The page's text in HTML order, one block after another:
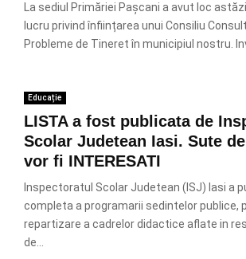
La sediul Primăriei Pașcani a avut loc
lucru privind înființarea unui Consiliu
Probleme de Tineret în municipiul nostru.
Educație
LISTA a fost publicata de
Scolar Judetean Iasi. Sute
vor fi INTERESATI
Inspectoratul Scolar Judetean (ISJ) Iasi a
completa a programarii sedintelor publice,
repartizare a cadrelor didactice aflate in
de...